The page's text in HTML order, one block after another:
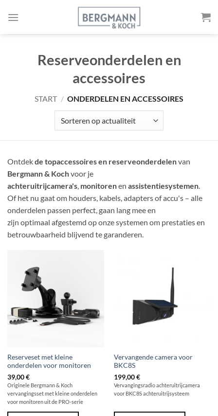
Reserveonderdelen en
accessoires
START / ONDERDELEN EN ACCESSOIRES
Ontdekde topaccessoires en reserveonderdelenvan
Bergmann & Kochvoor je
achteruitrijcamera's monitorenen assistentiesystemen
Of het nu gaat om houders, kabels, adapters of accu's – alle
onderdelen passen perfect, gaan lang mee en
zijn optimaal afgestemd op onze systemen om prestaties en
betrouwbaarheid blijvend te garanderen.
Reserveset met kleine
onderdelen voor monitoren
39,00€
Originele Bergmann & Koch
vervangingsset met kleine onderdelen
voor monitoren uit de PRO-serie
Vervangende camera voor
BKC8S
199,00€
Vervangingsradio achteruitrijcamera
voor BKC8S achteruitrijsysteem